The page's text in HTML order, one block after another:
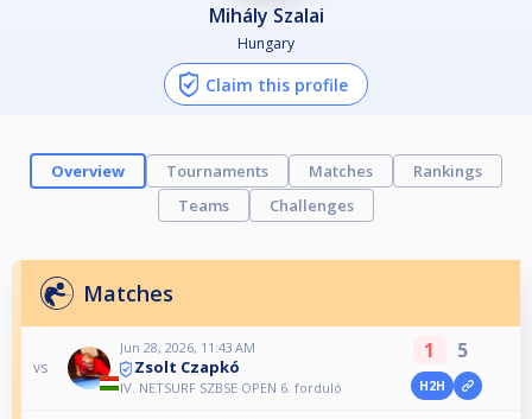
Mihály Szalai
Hungary
Claim this profile
Overview Tournaments Matches
Rankings
Teams
Challenges
Matches
vs
Jun 28, 2026, 11:43 AM
Zsolt Czapkó
IV. NETSURF SZBSE OPEN 6. forduló
1 5
H2H